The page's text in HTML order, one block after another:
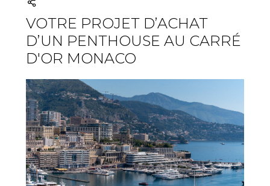
VOTRE PROJET D’ACHAT
D’UN PENTHOUSE AU CARRÉ
D'OR MONACO